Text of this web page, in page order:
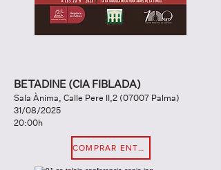
BETADINE (CIA FIBLADA)
Sala Ànima, Calle Pere II,2 (07007 Palma)
31/08/2025
20:00h
COMPRAR ENTRADA